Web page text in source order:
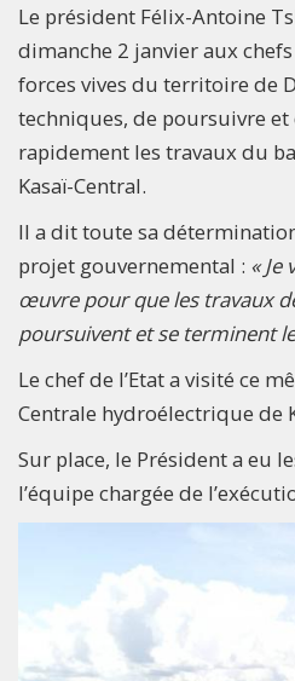
Le président Félix-Antoine
dimanche 2 janvier aux
forces vives du territoire de
techniques, de poursuivre
rapidement les travaux du
Kasaï-Central.
Il a dit toute sa
projet gouvernemental : «
œuvre pour que les travaux
poursuivent et se terminent
Le chef de l’Etat a visité ce
Centrale hydroélectrique de
Sur place, le Président a eu
l’équipe chargée de